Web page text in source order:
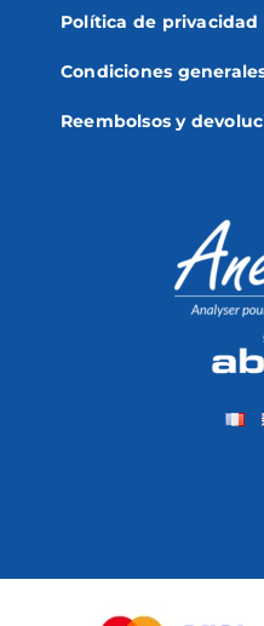
Política de privacidad
Condiciones
Reembolsos y